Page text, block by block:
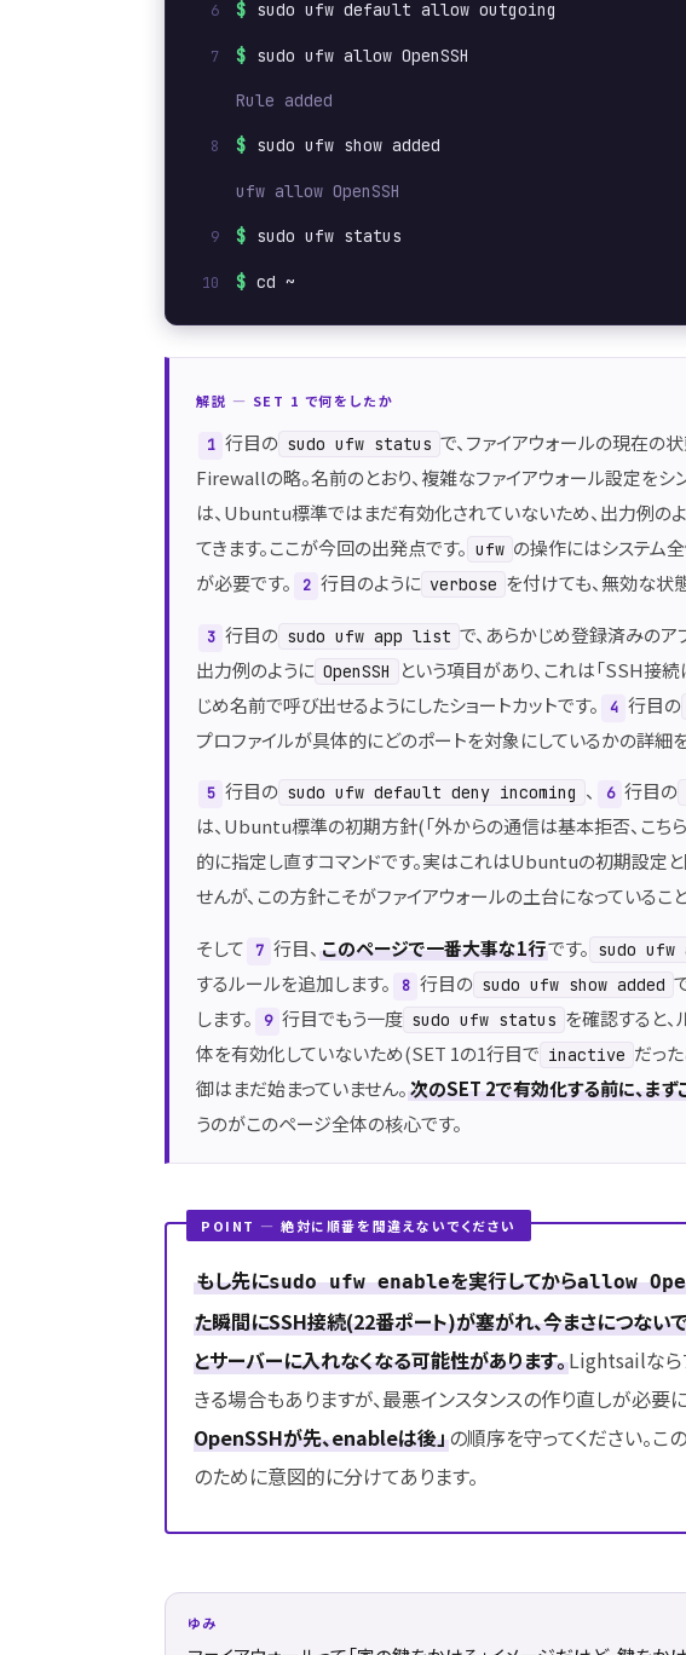
$ sudo ufw default allow outgoing
$ sudo ufw allow OpenSSH
Rule added
$ sudo ufw show added
ufw allow OpenSSH
$ sudo ufw status
$ cd ~
解説 ― SET 1 で何をしたか
1 行目の sudo ufw status で、ファイアウォールの現在の
Firewallの略。名前のとおり、複雑なファイアウォール設定をシ
は、Ubuntu標準ではまだ有効化されていないため、出力例の
てきます。ここが今回の出発点です。 ufw の操作にはシステム
が必要です。 2 行目のように verbose を付けても、無効な状
3 行目の sudo ufw app list で、あらかじめ登録済みのア
出力例のように OpenSSH
という項目があり、これは「SSH接
じめ名前で呼び出せるようにしたショートカットです。
4 行目の
プロファイルが具体的にどのポートを対象にしているかの詳細
5 行目の sudo ufw default deny incoming 、 6 行目の
は、Ubuntu標準の初期方針(「外からの通信は基本拒否、こち
的に指定し直すコマンドです。実はこれはUbuntuの初期設定
せんが、この方針こそがファイアウォールの土台になっているこ
そして 7 行目、 このページで一番大事な1行です。 sudo ufw
するルールを追加します。
8 行目の sudo ufw show added
します。
9 行目でもう一度 sudo ufw status を確認すると
体を有効化していないため(SET 1の1行目で inactive だっ
御はまだ始まっていません。次のSET 2で有効化する前に、ま
うのがこのページ全体の核心です。
POINT ― 絶対に順番を間違えないでください
もし先にsudo ufw enableを実行してからallow
た瞬間にSSH接続(22番ポート)が塞がれ、今まさにつない
とサーバーに入れなくなる可能性があります。Lightsailなら
きる場合もありますが、最悪インスタンスの作り直しが必要
OpenSSHが先、enableは後」の順序を守ってください。
のために意図的に分けてあります。
ゆみ